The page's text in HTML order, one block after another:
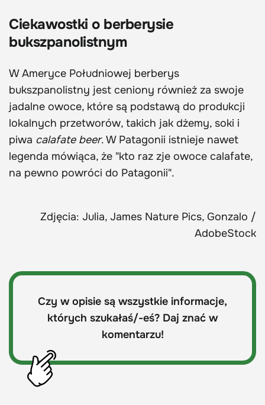
Ciekawostki o berberysie
bukszpanolistnym
W Ameryce Południowej berberys
bukszpanolistny jest ceniony również za swoje
jadalne owoce, które są podstawą do produkcji
lokalnych przetworów, takich jak dżemy, soki i
piwa calafate beer. W Patagonii istnieje nawet
legenda mówiąca, że "kto raz zje owoce calafate,
na pewno powróci do Patagonii".
Zdjęcia: Julia, James Nature Pics, Gonzalo /
AdobeStock
Czy w opisie są wszystkie informacje,
których szukałaś/-eś? Daj znać w
komentarzu!